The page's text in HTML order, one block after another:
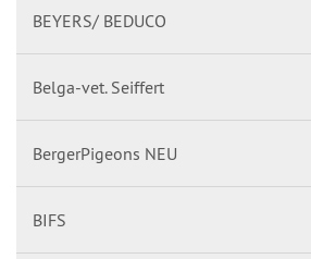
BEYERS/ BEDUCO
Belga-vet. Seiffert
BergerPigeons NEU
BIFS